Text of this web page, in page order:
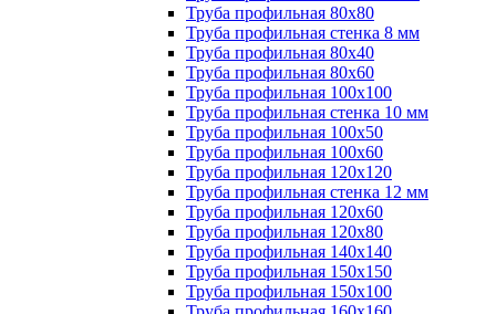
Труба профильная 80х80
Труба профильная стенка 8 мм
Труба профильная 80х40
Труба профильная 80х60
Труба профильная 100х100
Труба профильная стенка 10 мм
Труба профильная 100х50
Труба профильная 100х60
Труба профильная 120х120
Труба профильная стенка 12 мм
Труба профильная 120х60
Труба профильная 120х80
Труба профильная 140х140
Труба профильная 150х150
Труба профильная 150х100